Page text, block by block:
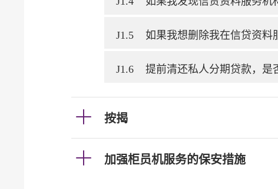
J1.5 如果我想删除我在信贷资料
J1.6 提前清还私人分期贷款，是
按揭
加强柜员机服务的保安措施